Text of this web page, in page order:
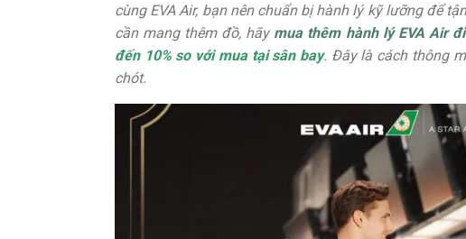
cùng EVA Air, bạn nên chuẩn bị hành lý kỹ lưỡng để
cần mang thêm đồ, hãy mua thêm hành lý EVA Air
đến 10% so với mua tại sân bay. Đây là cách thông
chót.